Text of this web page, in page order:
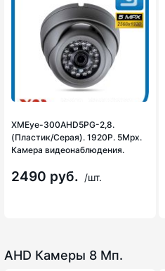
XMEye-300AHD5PG-2,8.
(Пластик/Серая). 1920P. 5Mpx.
Камера видеонаблюдения.
2490 руб. /шт.
AHD Камеры 8 Мп.